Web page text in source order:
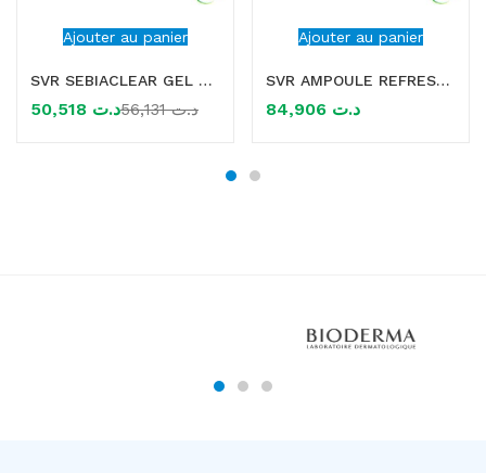
Ajouter au panier
SVR SEBIACLEAR GEL MOUSSANT 400ML
د.ت د.ت56,131
Ajouter au panier
SVR AMPOULE REFRESH DAY SERUM CONTOUR DES YEUX 15ML
د.ت